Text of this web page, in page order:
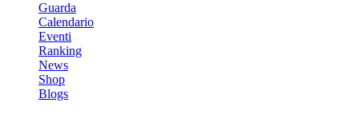
Guarda
Calendario
Eventi
Ranking
News
Shop
Blogs